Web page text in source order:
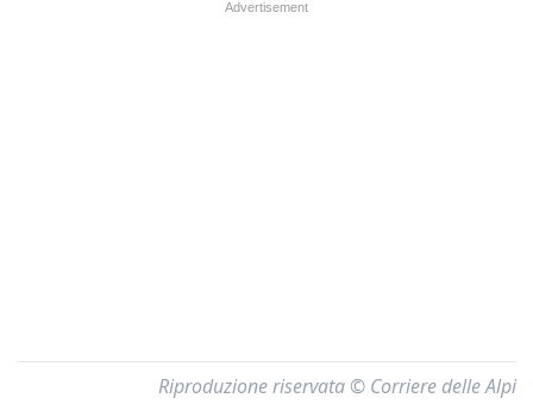
Riproduzione riservata © Corriere delle Alpi